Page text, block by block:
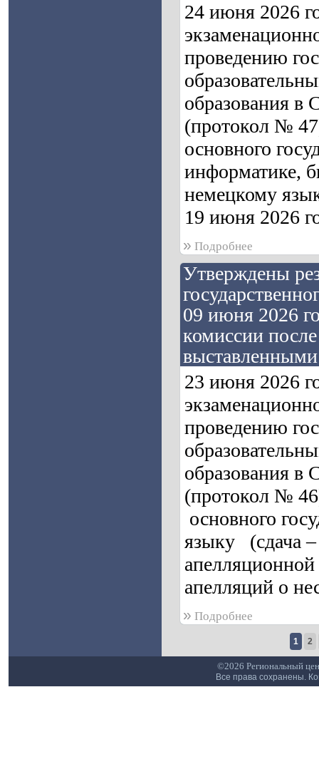
24 июня 2026
проведению
образования в
(протокол №
основного
информатике,
немецкому
19 июня 2026
»Подробнее
Утверждены
09 июня 2026
комиссии
23 июня 2026
проведению
образования в
(протокол №
основного
языку (сдача –
апелляций о
»Подробнее
1 2
©2026 Региональный
Все права сохранены.